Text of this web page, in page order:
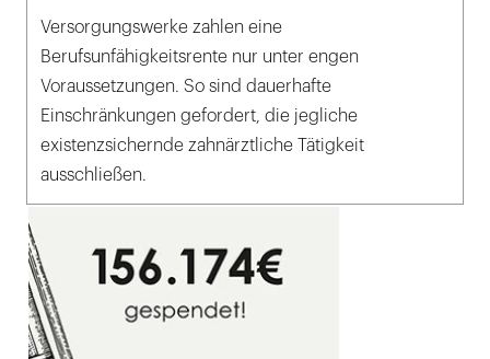
Versorgungswerke zahlen eine
Berufsunfähigkeitsrente nur unter engen
Voraussetzungen. So sind dauerhafte
Einschränkungen gefordert, die jegliche
existenzsichernde zahnärztliche Tätigkeit
ausschließen.